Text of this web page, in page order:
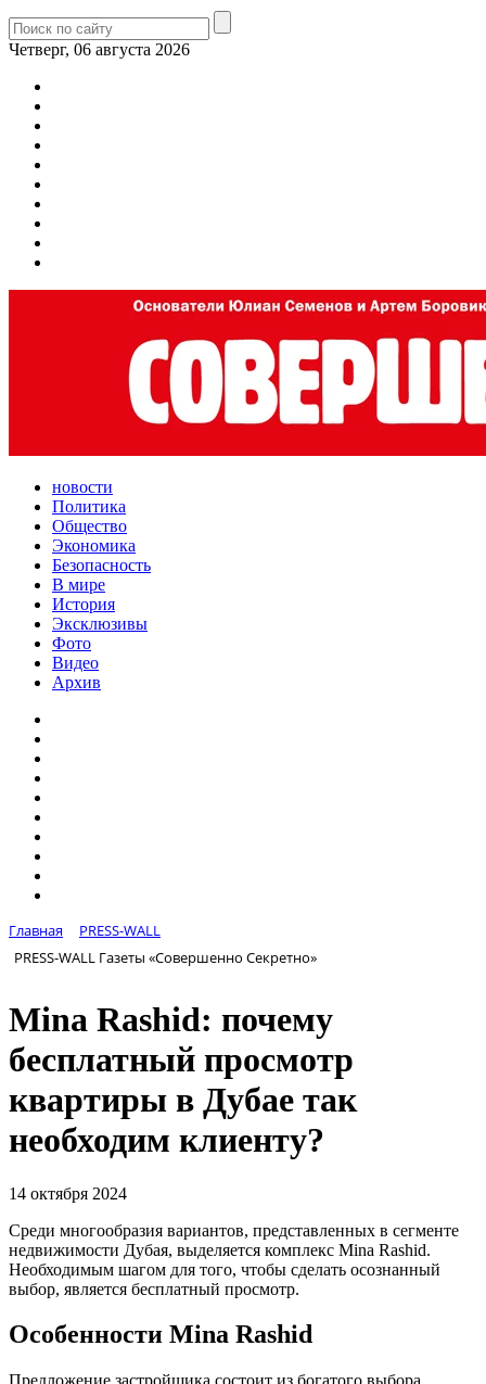
Четверг, 06 августа 2026
новости
Политика
Общество
Экономика
Безопасность
В мире
История
Эксклюзивы
Фото
Видео
Архив
Главная
PRESS-WALL
PRESS-WALL Газеты «Совершенно Секретно»
Mina Rashid: почему
бесплатный просмотр
квартиры в Дубае так
необходим клиенту?
14 октября 2024
Среди многообразия вариантов, представленных в сегменте
недвижимости Дубая, выделяется комплекс Mina Rashid.
Необходимым шагом для того, чтобы сделать осознанный
выбор, является бесплатный просмотр.
Особенности Mina Rashid